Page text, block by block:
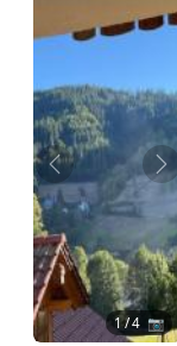
Zurück
1/ 4 📷